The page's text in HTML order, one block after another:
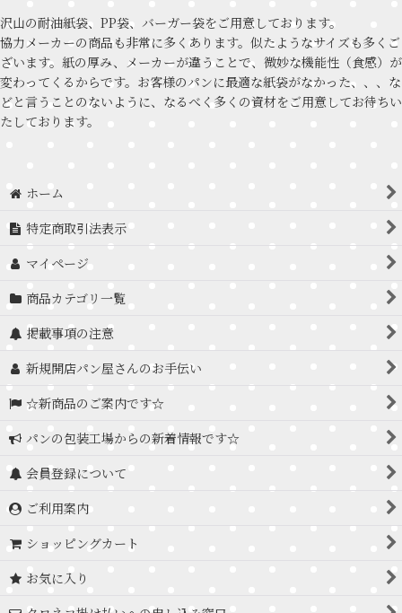
沢山の耐油紙袋、PP袋、バーガー袋をご用意しております。
協力メーカーの商品も非常に多くあります。似たようなサイズも多くご
ざいます。紙の厚み、メーカーが違うことで、微妙な機能性（食感）が
変わってくるからです。お客様のパンに最適な紙袋がなかった、、、な
どと言うことのないように、なるべく多くの資材をご用意してお待ちい
たしております。
ホーム
特定商取引法表示
マイページ
商品カテゴリ一覧
掲載事項の注意
新規開店パン屋さんのお手伝い
☆新商品のご案内です☆
パンの包装工場からの新着情報です☆
会員登録について
ご利用案内
ショッピングカート
お気に入り